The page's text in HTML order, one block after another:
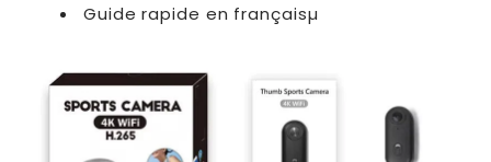
Guide rapide en françaisµ